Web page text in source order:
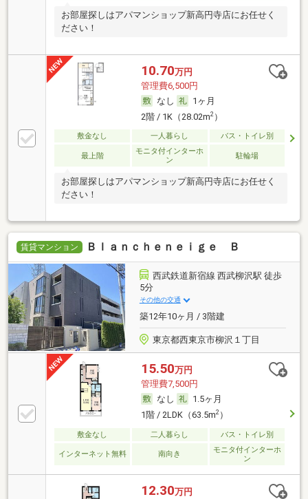
お部屋探しはアパマンショップ新高円寺店にお任せく
ださい！
10.70万円
管理費6,500円
なし
1ヶ月
2階 / 1K（28.02m2）
敷金なし 一人暮らし バス・トイレ別
最上階
モニタ付インターホ
ン
駐輪場
お部屋探しはアパマンショップ新高円寺店にお任せく
ださい！
賃貸マンション Ｂｌａｎｃｈｅｎｅｉｇｅ Ｂ
西武鉄道新宿線 西武柳沢駅 徒歩
5分
その他の交通
築12年10ヶ月 / 3階建
東京都西東京市柳沢１丁目
15.50万円
管理費7,500円
なし
1.5ヶ月
1階 / 2LDK（63.5m2）
敷金なし 二人暮らし バス・トイレ別
インターネット無料 南向き
モニタ付インターホ
ン
12.30万円